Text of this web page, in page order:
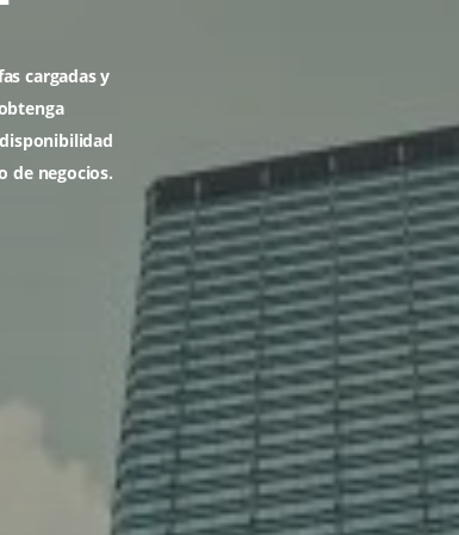
– Canal
sus tarifas cargadas y
obtenga